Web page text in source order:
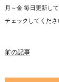
月～金 毎日更新し
チェックしてくださ
前の記事